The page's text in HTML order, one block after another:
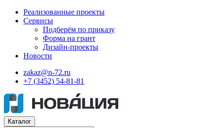
Реализованные проекты
Сервисы
Подберём по приказу
Форма на грант
Дизайн-проекты
Новости
zakaz@n-72.ru
+7 (3452) 54-81-81
Каталог